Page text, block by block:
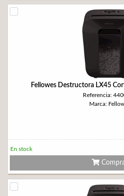
Fellowes Destructora LX45
Referencia:
Marca:
En stock